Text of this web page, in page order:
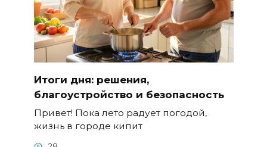
Итоги дня: решения,
благоустройство и безопасность
Привет! Пока лето радует погодой,
жизнь в городе кипит